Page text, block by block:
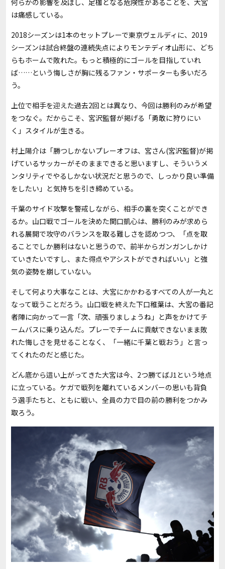
は痛感している。
2018シーズンは1本のセットプレーで東京ヴェルディに、2019
シーズンは試合終盤の連続失点によりモンテディオ山形に、どち
らもホームで敗れた。もっと積極的にゴールを目指していれ
ば……という悔しさが胸に残るファン・サポーターも多いだろ
う。
上位で相手を迎えた過去2回とは異なり、今回は勝利のみが希望
をつなぐ。だからこそ、宮沢監督が掲げる「勇敢に狩りにい
く」スタイルが生きる。
村上陽介は「勝つしかないプレーオフは、宮さん(宮沢監督)が掲
げているサッカーがそのままできると思いますし、そういうメ
ンタリティでやるしかない状況だと思うので、しっかり良い準備
をしたい」と気持ちを引き締めている。
千葉のサイド攻撃を警戒しながら、相手の裏を突くことができ
るか。山口戦でゴールを決めた関口凱心は、勝利のみが求めら
れる展開で攻守のバランスを取る難しさを認めつつ、「点を取
ることでしか勝利はないと思うので、前半からガンガンしかけ
ていきたいですし、また得点やアシストができればいい」と強
気の姿勢を崩していない。
そして何より大事なことは、大宮にかかわるすべての人が一丸と
なって戦うことだろう。山口戦を終えた下口稚葉は、大宮の番記
者陣に向かって一言「次、頑張りましょうね」と声をかけてチ
ームバスに乗り込んだ。プレーでチームに貢献できないまま敗
れた悔しさを見せることなく、「一緒に千葉と戦おう」と言っ
てくれたのだと感じた。
どん底から這い上がってきた大宮は今、2つ勝てばJ1という地点
に立っている。ケガで戦列を離れているメンバーの思いも背負
う選手たちと、ともに戦い、全員の力で目の前の勝利をつかみ
取ろう。